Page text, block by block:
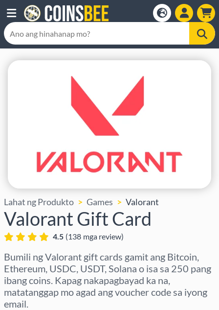
Lahat ng Produkto Games Valorant
Valorant Gift Card
4.5 (138 mga review)
Bumili ng Valorant gift cards gamit ang Bitcoin,
Ethereum, USDC, USDT, Solana o isa sa 250 pang
ibang coins. Kapag nakapagbayad ka na,
matatanggap mo agad ang voucher code sa iyong
email.